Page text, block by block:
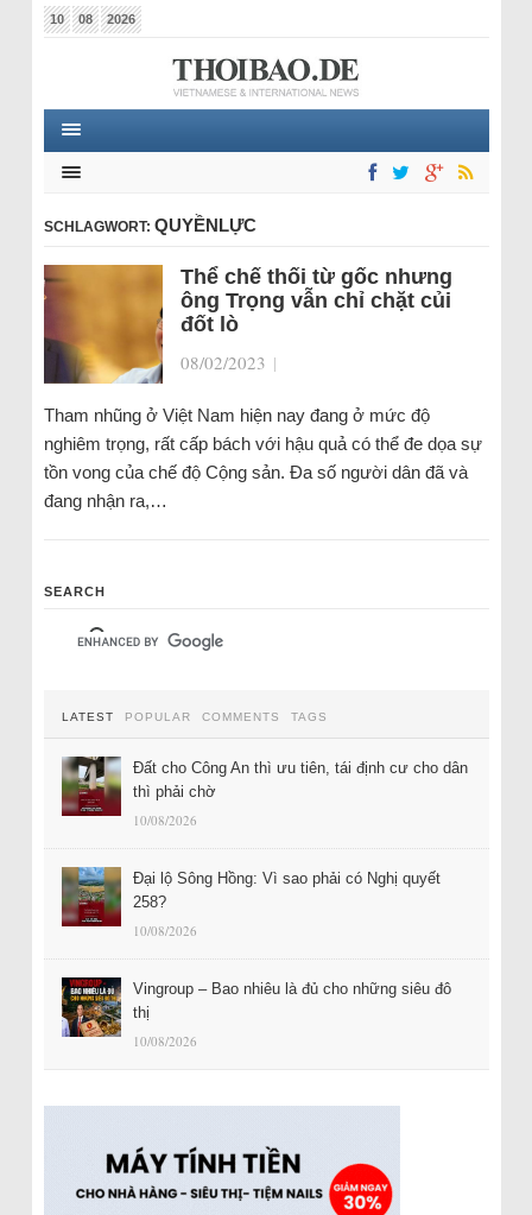
10 08 2026
SCHLAGWORT: QUYỀNLỰC
Thể chế thối từ gốc nhưng
ông Trọng vẫn chỉ chặt củi
đốt lò
08/02/2023 |
Tham nhũng ở Việt Nam hiện nay đang ở mức độ
nghiêm trọng, rất cấp bách với hậu quả có thể đe dọa sự
tồn vong của chế độ Cộng sản. Đa số người dân đã và
đang nhận ra,…
SEARCH
LATEST POPULAR COMMENTS TAGS
Đất cho Công An thì ưu tiên, tái định cư cho dân
thì phải chờ
10/08/2026
Đại lộ Sông Hồng: Vì sao phải có Nghị quyết
258?
10/08/2026
Vingroup – Bao nhiêu là đủ cho những siêu đô
thị
10/08/2026